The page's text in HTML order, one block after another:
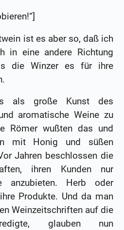
ist es aber so, daß ich
in eine andere Richtung
die Winzer es für ihre
als große Kunst des
aromatische Weine zu
Römer wußten das und
mit Honig und süßen
Jahren beschlossen die
ihren Kunden nur
anzubieten. Herb oder
Produkte. Und da man
Weinzeitschriften auf die
glauben nun